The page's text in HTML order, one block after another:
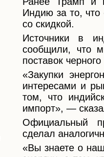
Индию за то, что
со скидкой.
Источники в
сообщили, что
поставок
«Закупки
интересами и
том, что
импорт», —
Официальный
сделал
«Вы знаете о